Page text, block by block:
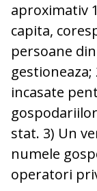
aproximativ
capita,
persoane
incasate
stat. 3) Un
numele
operatori